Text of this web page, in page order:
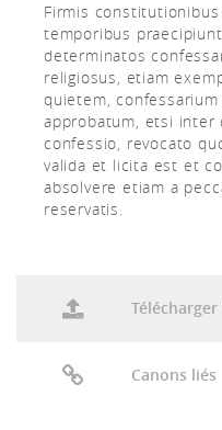
Firmis
temporibus
determinatos
religiosus, etiam
quietem,
approbatum, etsi inter
confessio, revocato
valida et licita est et
absolvere etiam a
reservatis.
Télécharger
Canons liés